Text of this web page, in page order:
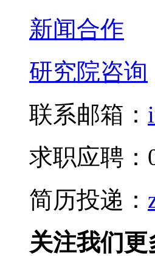
新闻合作
研究院咨询
联系邮箱：
求职应聘：
简历投递：
关注我们